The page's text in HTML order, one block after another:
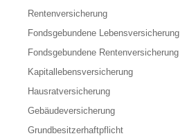
Rentenversicherung
Fondsgebundene Lebensversicherung
Fondsgebundene Rentenversicherung
Kapitallebensversicherung
Hausratversicherung
Gebäudeversicherung
Grundbesitzerhaftpflicht